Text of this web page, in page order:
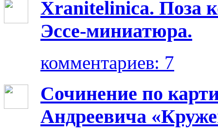
Xranitelinica. Поза
Эссе-миниатюра.
комментариев: 7
Сочинение по
Андреевича